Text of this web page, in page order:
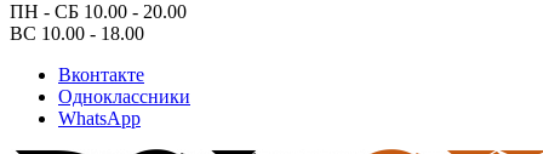
ПН - СБ 10.00 - 20.00
ВС 10.00 - 18.00
Вконтакте
Одноклассники
WhatsApp